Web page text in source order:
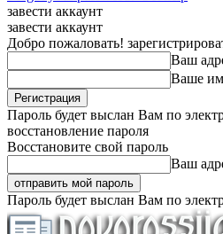
завести аккаунт
завести аккаунт
Добро пожаловать!
Ваш
Ваше
Пароль будет выслан Вам по
восстановление пароля
Восстановите свой пароль
Ваш
Пароль будет выслан Вам по